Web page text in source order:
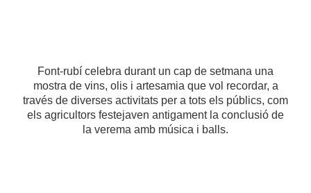
Font-rubí celebra durant un cap de setmana una
mostra de vins, olis i artesamia que vol recordar, a
través de diverses activitats per a tots els públics, com
els agricultors festejaven antigament la conclusió de
la verema amb música i balls.